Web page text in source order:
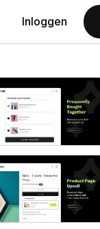
Inloggen